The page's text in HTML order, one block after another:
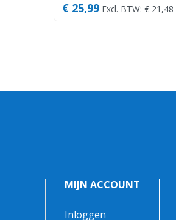
€ 25,99 Excl. BTW: € 21,48
MIJN ACCOUNT
Inloggen